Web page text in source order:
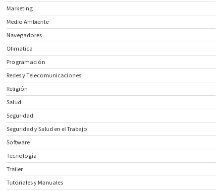
Marketing
Medio Ambiente
Navegadores
Ofimatica
Programación
Redes y Telecomunicaciones
Religión
Salud
Seguridad
Seguridad y Salud en el Trabajo
Software
Tecnología
Trailer
Tutoriales y Manuales